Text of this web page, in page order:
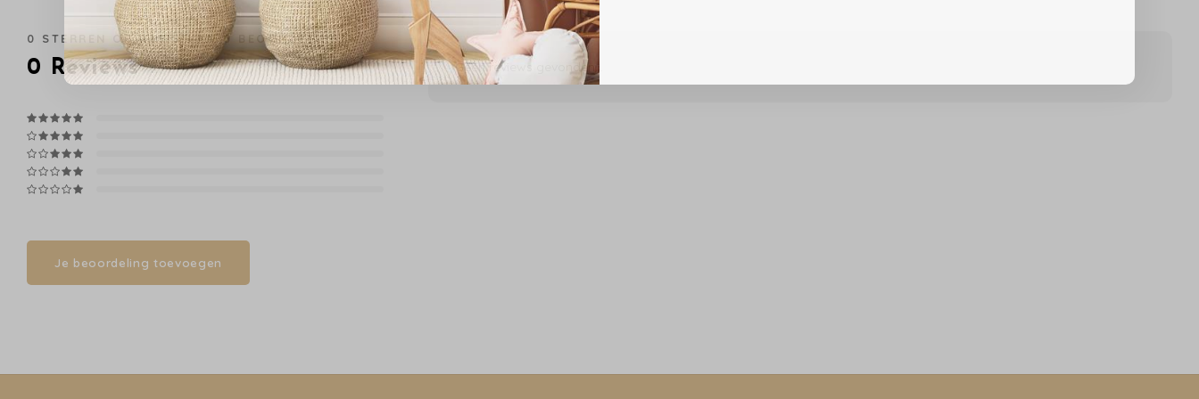
0 STERREN OP BASIS VAN0 BEOORDELINGEN
0 Reviews
Je beoordeling toevoegen
Geen reviews gevonden...